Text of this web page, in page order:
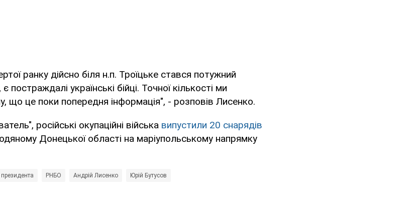
ранку дійсно біля н.п. Троїцьке стався потужний
постраждалі українські бійці. Точної кількості ми
що це поки попередня інформація", - розповів Лисенко.
російські окупаційні війська випустили 20 снарядів
Донецької області на маріупольському напрямку
РНБО Андрій Лисенко Юрій Бутусов